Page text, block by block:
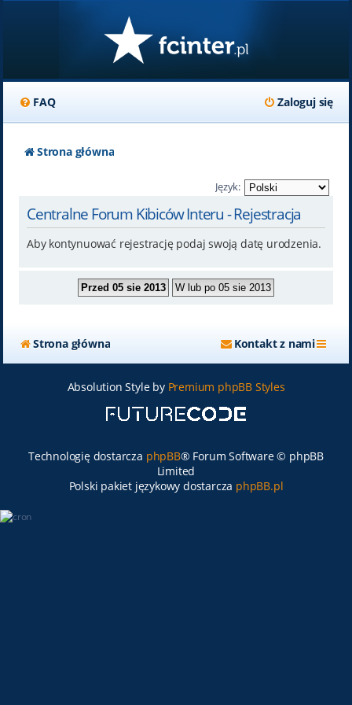
FAQ Zaloguj się
Strona główna
Język:
Centralne Forum Kibiców Interu - Rejestracja
Aby kontynuować rejestrację podaj swoją datę urodzenia.
Strona główna Kontakt z nami
Absolution Style by Premium phpBB Styles
Technologię dostarcza phpBB® Forum Software © phpBB
Limited
Polski pakiet językowy dostarcza phpBB.pl